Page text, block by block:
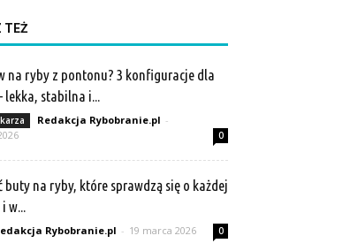
TEŻ
na ryby z pontonu? 3 konfiguracje dla
lekka, stabilna i...
Redakcja Rybobranie.pl -
0
buty na ryby, które sprawdzą się o każdej
w...
Rybobranie.pl - 19 marca 2026 0